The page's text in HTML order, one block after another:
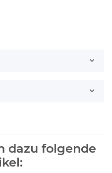
dazu folgende